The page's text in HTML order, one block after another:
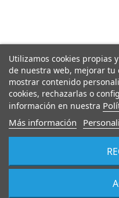
Utilizamos cookies propias
de nuestra web, mejorar tu
mostrar contenido
cookies, rechazarlas o
información en nuestra
Más información